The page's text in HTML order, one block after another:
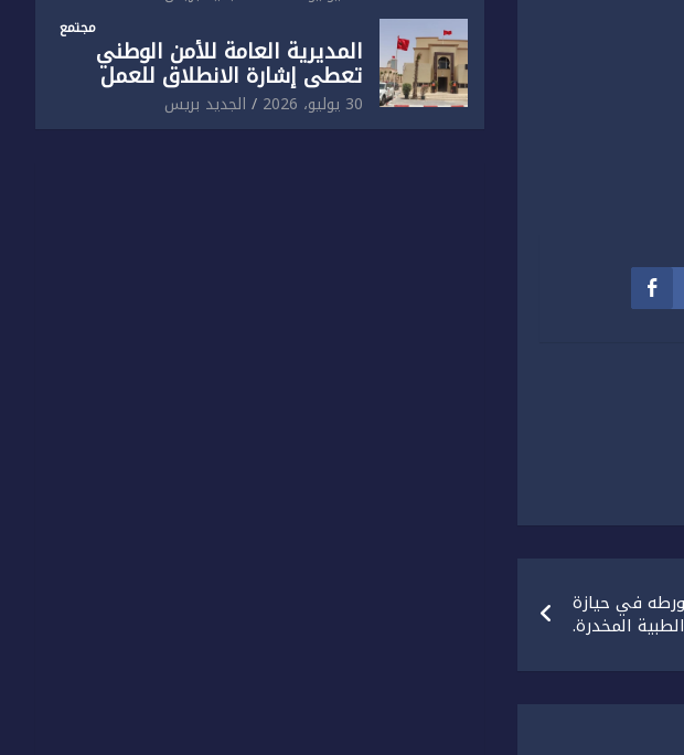
في حيازة
المخدرة.
مجتمع
المديرية العامة للأمن الوطني
تعطي إشارة الانطلاق للعمل
بالمقر الجديد للدائرة الثالثة
للشرطة بولاية أمن العيون
30 يوليو، 2026 الجديد بريس